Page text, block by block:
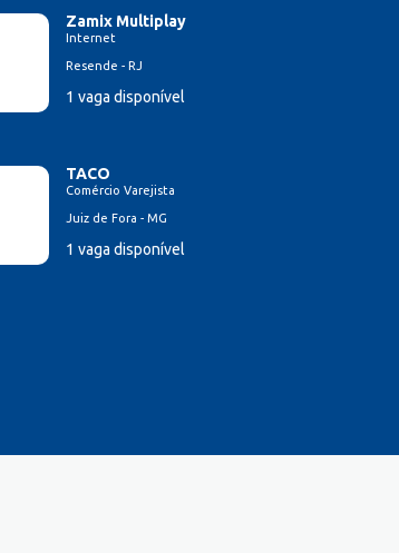
Zamix Multiplay
Internet
Resende - RJ
1 vaga disponível
TACO
Comércio Varejista
Juiz de Fora - MG
1 vaga disponível